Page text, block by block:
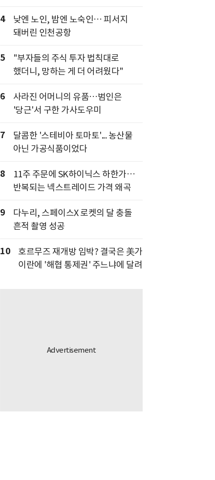
4
낮엔 노인, 밤엔 노숙인… 피서지
돼버린 인천공항
5
"부자들의 주식 투자 법칙대로
했더니, 망하는 게 더 어려웠다"
6
사라진 어머니의 유품…범인은
'당근'서 구한 가사도우미
7
달콤한 '스테비아 토마토'... 농산물
아닌 가공식품이었다
8
11주 주문에 SK하이닉스 하한가…
반복되는 넥스트레이드 가격 왜곡
9
다누리, 스페이스X 로켓의 달 충돌
흔적 촬영 성공
10
호르무즈 재개방 임박? 결국은 美가
이란에 '해협 통제권' 주느냐에 달려